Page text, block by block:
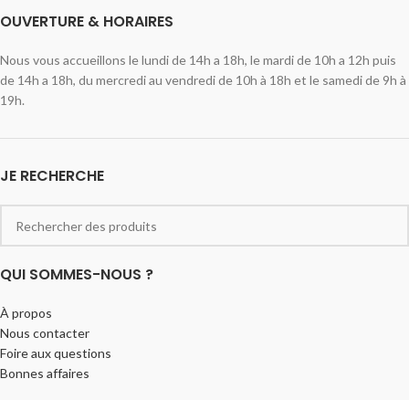
OUVERTURE & HORAIRES
Nous vous accueillons le lundi de 14h a 18h, le mardi de 10h a 12h puis
de 14h a 18h, du mercredi au vendredi de 10h à 18h et le samedi de 9h à
19h.
JE RECHERCHE
QUI SOMMES-NOUS ?
À propos
Nous contacter
Foire aux questions
Bonnes affaires